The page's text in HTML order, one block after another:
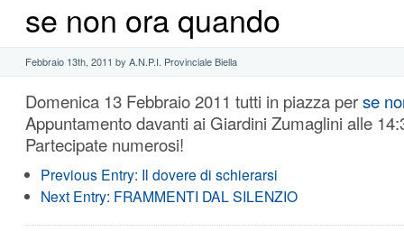
se non ora quando
Febbraio 13th, 2011 by A.N.P.I. Provinciale Biella
Domenica 13 Febbraio 2011 tutti in piazza perse
Appuntamento davanti ai Giardini Zumaglini alle
Partecipate numerosi!
Previous Entry: Il dovere di schierarsi
Next Entry: FRAMMENTI DAL SILENZIO